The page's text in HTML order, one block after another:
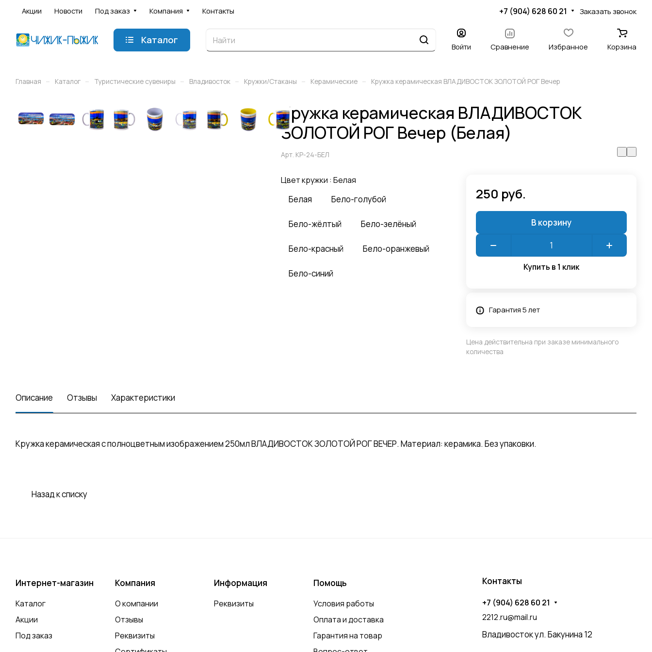
Акции Новости Под заказ Компания Контакты +7 (904) 628 60 21 Заказать звонок
Каталог
Войти Сравнение Избранное Корзина
Главная – Каталог – Туристические сувениры – Владивосток – Кружки/Стаканы – Керамические – Кружка керамическая ВЛАДИВОСТОК ЗОЛОТОЙ РОГ Вечер
Кружка керамическая ВЛАДИВОСТОК
ЗОЛОТОЙ РОГ Вечер (Белая)
Арт. КР-24-БЕЛ
Цвет кружки : Белая
Белая Бело-голубой
Бело-жёлтый Бело-зелёный
Бело-красный Бело-оранжевый
Бело-синий
250 руб.
В корзину
Купить в 1 клик
Гарантия 5 лет
Цена действительна при заказе минимального
количества
Описание Отзывы Характеристики
Кружка керамическая с полноцветным изображением 250мл ВЛАДИВОСТОК ЗОЛОТОЙ РОГ ВЕЧЕР. Материал: керамика. Без упаковки.
Назад к списку
Интернет-магазин
Каталог
Акции
Под заказ
Компания
О компании
Отзывы
Реквизиты
Информация
Реквизиты
Помощь
Условия работы
Оплата и доставка
Гарантия на товар
Контакты
+7 (904) 628 60 21
2212.ru@mail.ru
Владивосток ул. Бакунина 12